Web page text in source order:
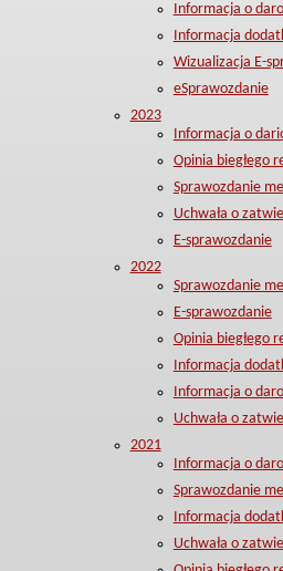
Informacja o
Informacja
Wizualizacja E-
eSprawozdanie
2023
Informacja o
Opinia biegłego
Sprawozdanie
Uchwała o
E-sprawozdanie
2022
Sprawozdanie
E-sprawozdanie
Opinia biegłego
Informacja
Informacja o
Uchwała o
2021
Informacja o
Sprawozdanie
Informacja
Uchwała o